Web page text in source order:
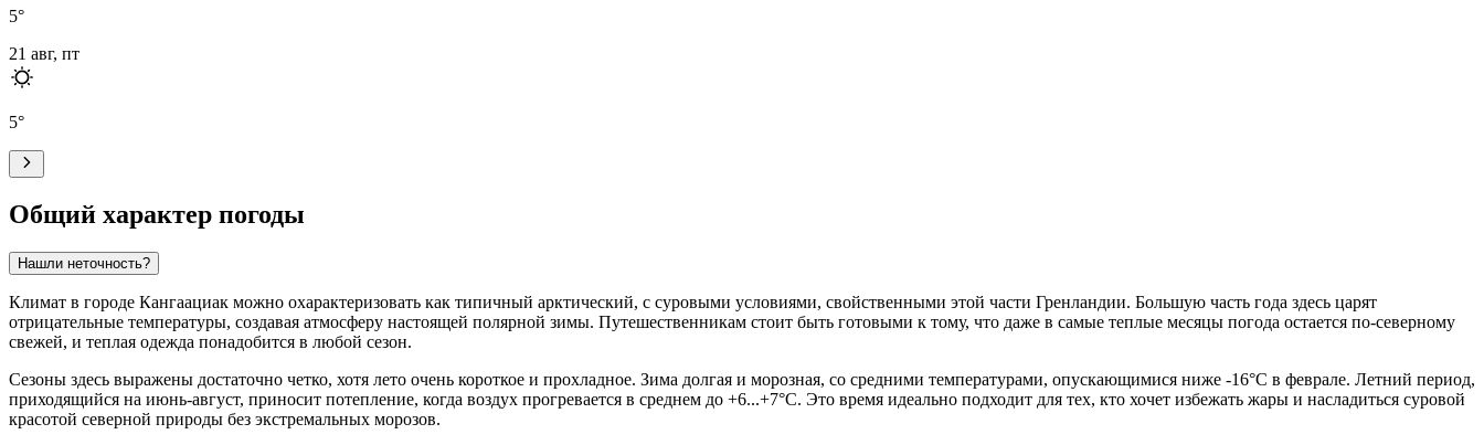
5°
21 авг, пт
5°
Общий характер погоды
Нашли неточность?
Климат в городе Кангаациак можно охарактеризовать как типичный арктический, с суровыми условиями, свойственными этой части Гренландии. Большую часть года здесь царят
отрицательные температуры, создавая атмосферу настоящей полярной зимы. Путешественникам стоит быть готовыми к тому, что даже в самые теплые месяцы погода остается по-северному
свежей, и теплая одежда понадобится в любой сезон.
Сезоны здесь выражены достаточно четко, хотя лето очень короткое и прохладное. Зима долгая и морозная, со средними температурами, опускающимися ниже -16°C в феврале. Летний период,
приходящийся на июнь-август, приносит потепление, когда воздух прогревается в среднем до +6...+7°C. Это время идеально подходит для тех, кто хочет избежать жары и насладиться суровой
красотой северной природы без экстремальных морозов.